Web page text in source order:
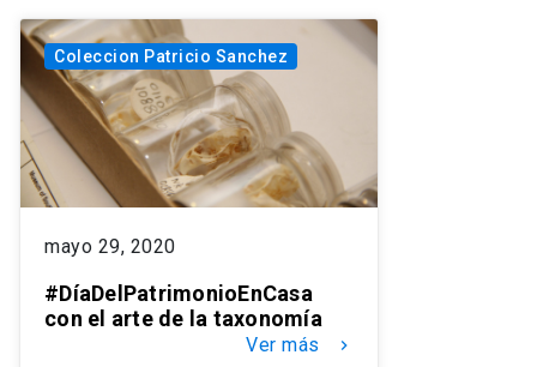
Coleccion Patricio Sanchez
mayo 29, 2020
#DíaDelPatrimonioEnCasa
con el arte de la taxonomía
Ver más keyboard_arrow_right